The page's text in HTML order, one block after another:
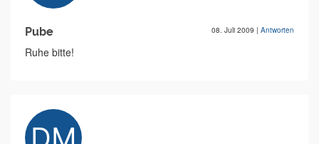
Pube 08. Juli 2009 | Antworten
Ruhe bitte!